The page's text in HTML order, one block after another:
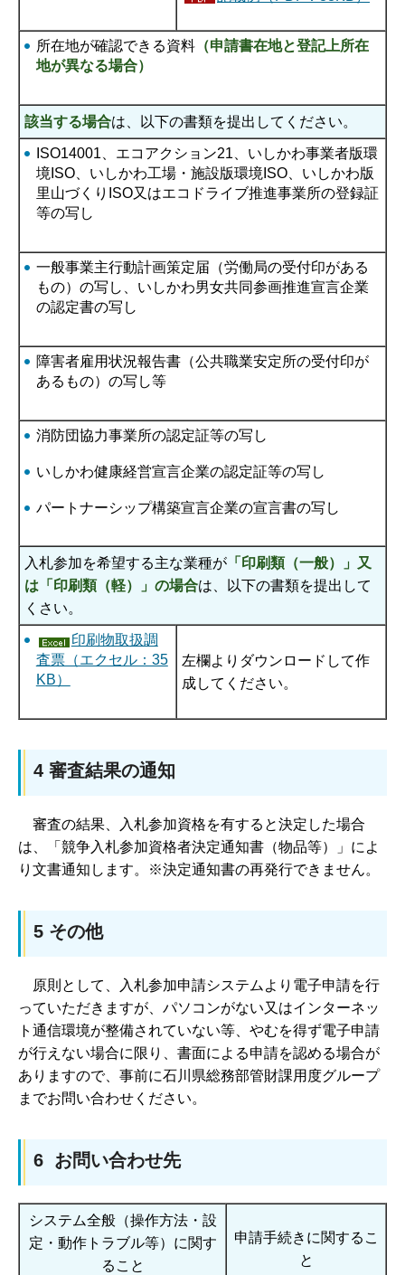
所在地が確認できる資料（申請書在地と登記上所在
地が異なる場合）
該当する場合は、以下の書類を提出してください。
ISO14001、エコアクション21、いしかわ事業者版環
境ISO、いしかわ工場・施設版環境ISO、いしかわ版
里山づくりISO又はエコドライブ推進事業所の登録証
等の写し
一般事業主行動計画策定届（労働局の受付印がある
もの）の写し、いしかわ男女共同参画推進宣言企業
の認定書の写し
障害者雇用状況報告書（公共職業安定所の受付印が
あるもの）の写し等
消防団協力事業所の認定証等の写し
いしかわ健康経営宣言企業の認定証等の写し
パートナーシップ構築宣言企業の宣言書の写し
入札参加を希望する主な業種が 「印刷類（一般）」又
は「印刷類（軽）」の場合は、以下の書類を提出して
くさい。
印刷物取扱調
査票（エクセル：35
KB）
左欄よりダウンロードして作
成してください。
4 審査結果の通知
審査の結果、入札参加資格を有すると決定した場合
は、「競争入札参加資格者決定通知書（物品等）」によ
り文書通知します。※決定通知書の再発行できません。
5 その他
原則として、入札参加申請システムより電子申請を行
っていただきますが、パソコンがない又はインターネッ
ト通信環境が整備されていない等、やむを得ず電子申請
が行えない場合に限り、書面による申請を認める場合が
ありますので、事前に石川県総務部管財課用度グループ
までお問い合わせください。
6 お問い合わせ先
システム全般（操作方法・設
定・動作トラブル等）に関す
ること
申請手続きに関するこ
と